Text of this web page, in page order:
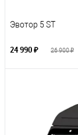
Эвотор 5 ST
24 990 ₽ 26 900 ₽